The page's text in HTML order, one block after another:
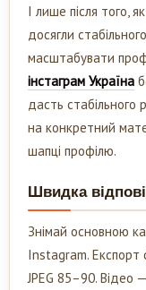
І лише після того,
досягли
масштабувати
інстаграм Україна
дасть стабільного
на конкретний
шапці профілю.
Швидка
Знімай основною
Instagram. Експорт
JPEG 85–90. Відео